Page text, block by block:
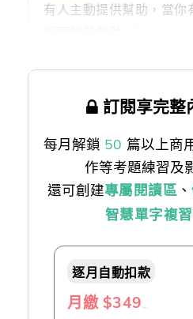
有人主動提供幫助，當你
訂閱享完整
每月解鎖 50 篇以上商
作等考題練習及
還可創建專屬閱讀區 、
智慧單字複習
逐月自動扣款
月繳 $349